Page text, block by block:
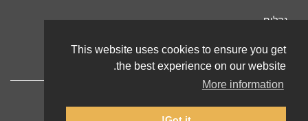
This website uses cookies to ensure you get
the best experience on our website.
More information
נהלים
צור קשר